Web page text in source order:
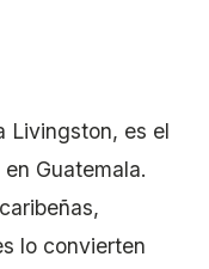
Livingston, es el
Guatemala.
lo convierten